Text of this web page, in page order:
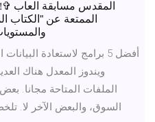
المقدس مسابقة العاب ✞!
الممتعة عن "الكتاب
أفضل 5 برامج لاستعادة
ويندوز المعدل هناك
الملفات المتاحة مجانا.